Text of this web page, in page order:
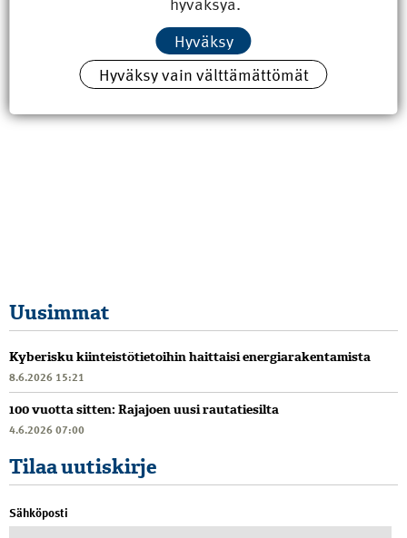
Uusimmat
Kyberisku kiinteistötietoihin haittaisi energiarakentamista
8.6.2026 15:21
100 vuotta sitten: Rajajoen uusi rautatiesilta
4.6.2026 07:00
Tilaa uutiskirje
Sähköposti
Hyväksy
Hyväksy vain välttämättömät